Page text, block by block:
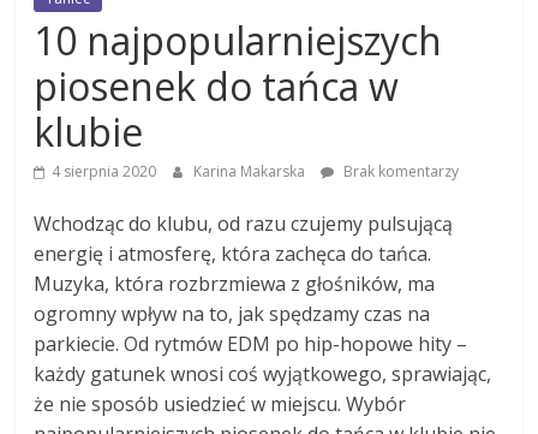
10 najpopularniejszych
piosenek do tańca w
klubie
4 sierpnia 2020 Karina Makarska Brak komentarzy
Wchodząc do klubu, od razu czujemy pulsującą
energię i atmosferę, która zachęca do tańca.
Muzyka, która rozbrzmiewa z głośników, ma
ogromny wpływ na to, jak spędzamy czas na
parkiecie. Od rytmów EDM po hip-hopowe hity –
każdy gatunek wnosi coś wyjątkowego, sprawiając,
że nie sposób usiedzieć w miejscu. Wybór